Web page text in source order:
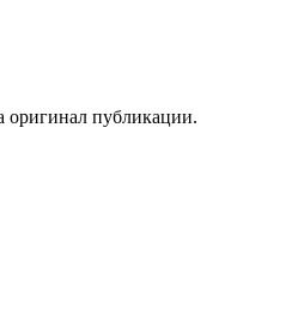
оригинал публикации.